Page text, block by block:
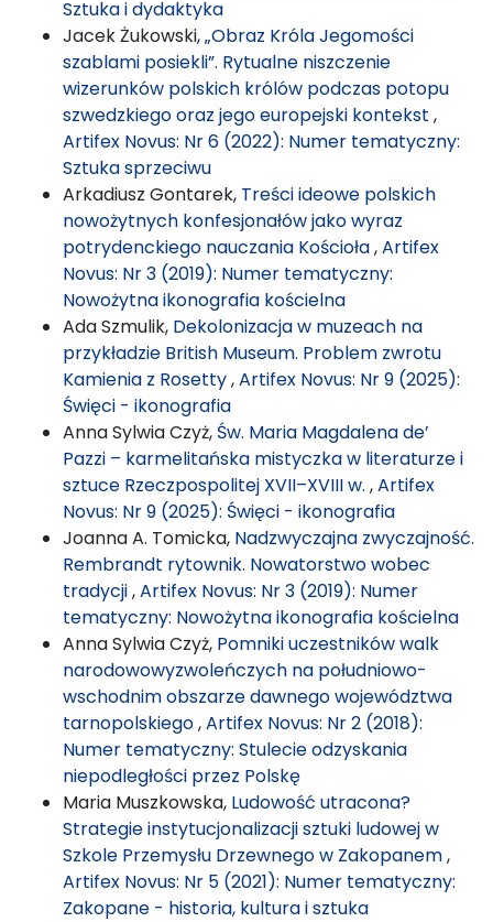
Sztuka i dydaktyka
Jacek Żukowski,„Obraz Króla Jegomości
szablami posiekli”. Rytualne niszczenie
wizerunków polskich królów podczas potopu
szwedzkiego oraz jego europejski kontekst ,
Artifex Novus: Nr 6 (2022): Numer tematyczny:
Sztuka sprzeciwu
Arkadiusz Gontarek, Treści ideowe polskich
nowożytnych konfesjonałów jako wyraz
potrydenckiego nauczania Kościoła,Artifex
Novus: Nr 3 (2019): Numer tematyczny:
Nowożytna ikonografia kościelna
Ada Szmulik, Dekolonizacja w muzeach na
przykładzie British Museum. Problem zwrotu
Kamienia z Rosetty,Artifex Novus: Nr 9 (2025):
Święci - ikonografia
Anna Sylwia Czyż, Św. Maria Magdalena de’
Pazzi – karmelitańska mistyczka w literaturze i
sztuce Rzeczpospolitej XVII–XVIII w. ,Artifex
Novus: Nr 9 (2025): Święci - ikonografia
Joanna A. Tomicka, Nadzwyczajna zwyczajność.
Rembrandt rytownik. Nowatorstwo wobec
tradycji,Artifex Novus: Nr 3 (2019): Numer
tematyczny: Nowożytna ikonografia kościelna
Anna Sylwia Czyż, Pomniki uczestników walk
narodowowyzwoleńczych na południowo-
wschodnim obszarze dawnego województwa
tarnopolskiego,Artifex Novus: Nr 2 (2018):
Numer tematyczny: Stulecie odzyskania
niepodległości przez Polskę
Maria Muszkowska, Ludowość utracona?
Strategie instytucjonalizacji sztuki ludowej w
Szkole Przemysłu Drzewnego w Zakopanem,
Artifex Novus: Nr 5 (2021): Numer tematyczny:
Zakopane - historia, kultura i sztuka